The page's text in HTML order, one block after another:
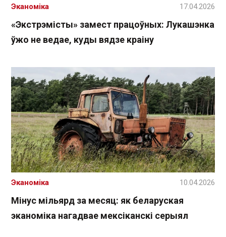
«Экстрэмісты» замест працоўных: Лукашэнка
ўжо не ведае, куды вядзе краіну
Эканоміка 17.04.2026
Мінус мільярд за месяц: як беларуская
эканоміка нагадвае мексіканскі серыял
Эканоміка 10.04.2026